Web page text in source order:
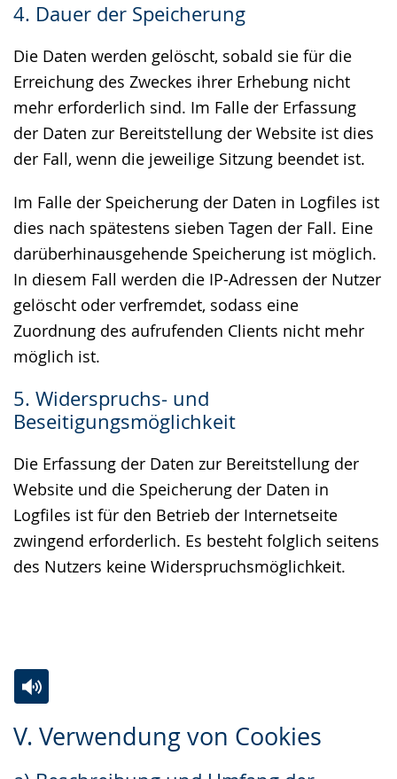
4. Dauer der Speicherung
Die Daten werden gelöscht, sobald sie für die
Erreichung des Zweckes ihrer Erhebung nicht
mehr erforderlich sind. Im Falle der Erfassung
der Daten zur Bereitstellung der Website ist dies
der Fall, wenn die jeweilige Sitzung beendet ist.
Im Falle der Speicherung der Daten in Logfiles ist
dies nach spätestens sieben Tagen der Fall. Eine
darüberhinausgehende Speicherung ist möglich.
In diesem Fall werden die IP-Adressen der Nutzer
gelöscht oder verfremdet, sodass eine
Zuordnung des aufrufenden Clients nicht mehr
möglich ist.
5. Widerspruchs- und
Beseitigungsmöglichkeit
Die Erfassung der Daten zur Bereitstellung der
Website und die Speicherung der Daten in
Logfiles ist für den Betrieb der Internetseite
zwingend erforderlich. Es besteht folglich seitens
des Nutzers keine Widerspruchsmöglichkeit.
V. Verwendung von Cookies
Leichten
Audio-
Video